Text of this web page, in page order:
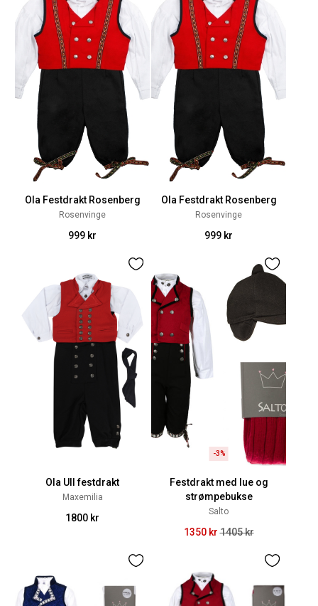
Ola Festdrakt Rosenberg
Rosenvinge
999 kr
Ola Festdrakt Rosenberg
Rosenvinge
999 kr
Ola Ull festdrakt
Maxemilia
1800 kr
-3%
Festdrakt med lue og
strømpebukse
Salto
1350 kr 1405 kr